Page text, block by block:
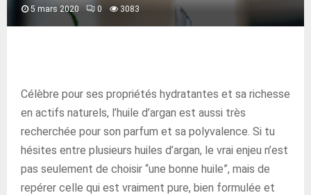
5 mars 2020 0 3083
Célèbre pour ses propriétés hydratantes et sa richesse
en actifs naturels, l’huile d’argan est aussi très
recherchée pour son parfum et sa polyvalence. Si tu
hésites entre plusieurs huiles d’argan, le vrai enjeu n’est
pas seulement de choisir “une bonne huile”, mais de
repérer celle qui est vraiment pure, bien formulée et